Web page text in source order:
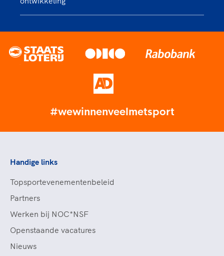
#wewinnenveelmetsport
Handige links
Topsportevenementenbeleid
Partners
Werken bij NOC*NSF
Openstaande vacatures
Nieuws